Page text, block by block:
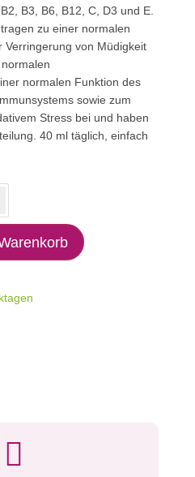
B3, B6, B12, C, D3 und E.
zu einer normalen
Verringerung von Müdigkeit
normalen Funktion des
sowie zum
Stress bei und haben
40 ml täglich, einfach
